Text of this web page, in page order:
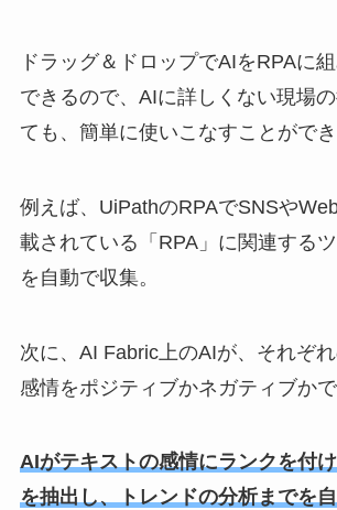
ドラッグ＆ドロップでAIをRPAに
できるので、AIに詳しくない現場
ても、簡単に使いこなすことができ
例えば、UiPathのRPAでSNSや
載されている「RPA」に関連する
を自動で収集。
次に、AI Fabric上のAIが、それぞ
感情をポジティブかネガティブかで
AIがテキストの感情にランクを付
を抽出し、トレンドの分析までを